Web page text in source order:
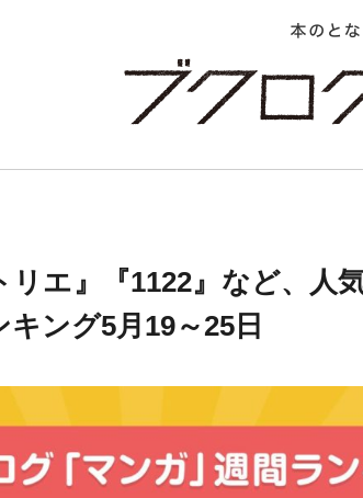
リエ』『1122』など、人
ング5月19～25日